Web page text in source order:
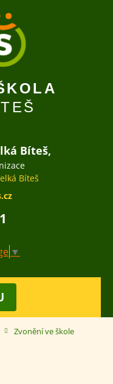
Bíteš,
Bíteš
▼
Zvonění ve škole